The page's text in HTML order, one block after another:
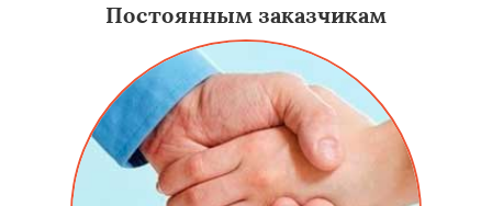
Постоянным заказчикам